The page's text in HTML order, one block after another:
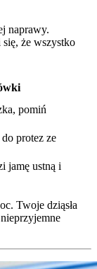
naprawy.
się, że wszystko
pomiń
protez ze
jamę ustną i
Twoje dziąsła